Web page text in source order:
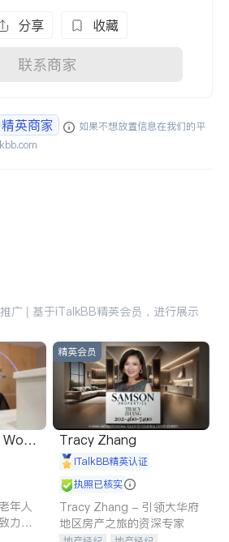
分享 收藏
联系商家
英商家
如果不想放置信息在我们的平
推广 | 基于iTalkBB精英会员，进行展示
年人
力于
有效
精英会员
Tracy Zhang
iTalkBB精英认证
执照已核实
Tracy Zhang - 引领大华府
地区房产之旅的资深专家